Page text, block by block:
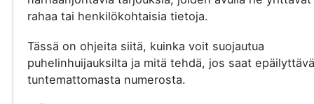
rahaa tai henkilökohtaisia tietoja.
Tässä on ohjeita siitä, kuinka voit suojautua
puhelinhuijauksilta ja mitä tehdä, jos saat
tuntemattomasta numerosta.